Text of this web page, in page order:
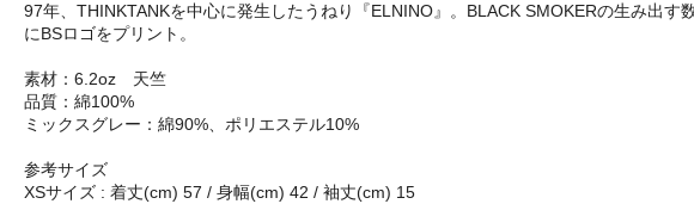
97年、THINKTANKを中心に発生したうねり『ELNINO』。BLACK SMOKERの生み出
にBSロゴをプリント。
素材：6.2oz 天竺
品質：綿100%
ミックスグレー：綿90%、ポリエステル10%
参考サイズ
XSサイズ : 着丈(cm) 57 / 身幅(cm) 42 / 袖丈(cm) 15